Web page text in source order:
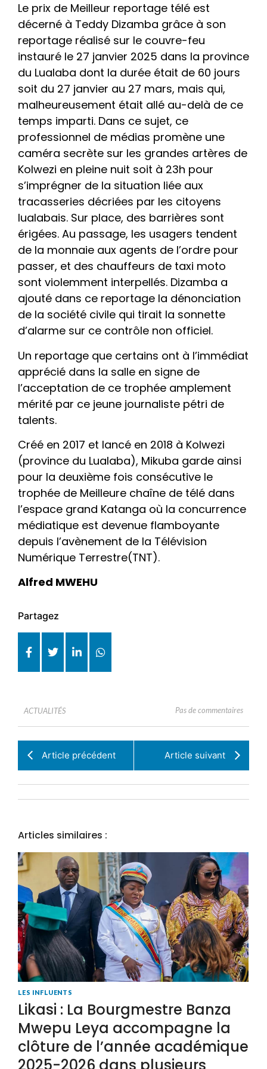
Le prix de Meilleur reportage télé est
décerné à Teddy Dizamba grâce à son
reportage réalisé sur le couvre-feu
instauré le 27 janvier 2025 dans la province
du Lualaba dont la durée était de 60 jours
soit du 27 janvier au 27 mars, mais qui,
malheureusement était allé au-delà de ce
temps imparti. Dans ce sujet, ce
professionnel de médias promène une
caméra secrète sur les grandes artères de
Kolwezi en pleine nuit soit à 23h pour
s’imprégner de la situation liée aux
tracasseries décriées par les citoyens
lualabais. Sur place, des barrières sont
érigées. Au passage, les usagers tendent
de la monnaie aux agents de l’ordre pour
passer, et des chauffeurs de taxi moto
sont violemment interpellés. Dizamba a
ajouté dans ce reportage la dénonciation
de la société civile qui tirait la sonnette
d’alarme sur ce contrôle non officiel.
Un reportage que certains ont à l’immédiat
apprécié dans la salle en signe de
l’acceptation de ce trophée amplement
mérité par ce jeune journaliste pétri de
talents.
Créé en 2017 et lancé en 2018 à Kolwezi
(province du Lualaba), Mikuba garde ainsi
pour la deuxième fois consécutive le
trophée de Meilleure chaîne de télé dans
l’espace grand Katanga où la concurrence
médiatique est devenue flamboyante
depuis l’avènement de la Télévision
Numérique Terrestre(TNT).
Alfred MWEHU
Partagez
ACTUALITÉS Pas de commentaires
Article précédent Article suivant
Articles similaires :
LES INFLUENTS
Likasi : La Bourgmestre Banza
Mwepu Leya accompagne la
clôture de l’année académique